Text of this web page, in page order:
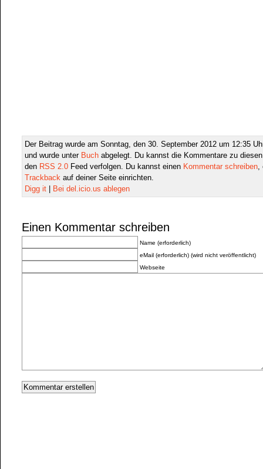
Der Beitrag wurde am Sonntag, den 30. September 2012 um 12:35
und wurde unter Buch abgelegt. Du kannst die Kommentare zu
den RSS 2.0 Feed verfolgen. Du kannst einen Kommentar schreiben,
Trackback auf deiner Seite einrichten.
Digg it
Bei del.icio.us ablegen
Einen Kommentar schreiben
Name (erforderlich)
eMail (erforderlich) (wird nicht veröffentlicht)
Webseite